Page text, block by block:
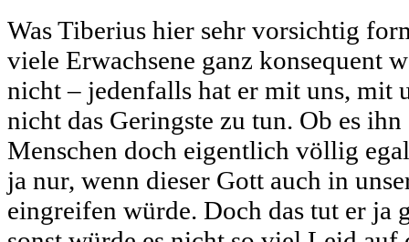
Was Tiberius hier sehr vorsichtig
viele Erwachsene ganz konsequent
nicht – jedenfalls hat er mit uns, mit
nicht das Geringste zu tun. Ob es
Menschen doch eigentlich völlig
ja nur, wenn dieser Gott auch in
eingreifen würde. Doch das tut er ja